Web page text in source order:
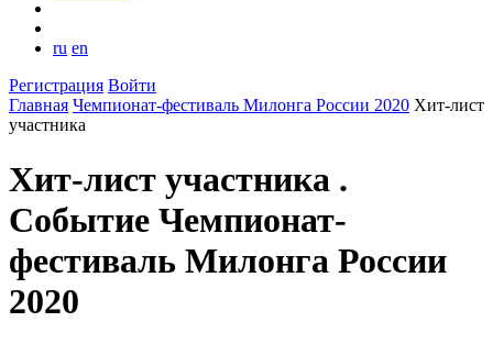
ru en
Регистрация Войти
Главная Чемпионат-фестиваль Милонга России 2020 Хит-лист
участника
Хит-лист участника .
Событие Чемпионат-
фестиваль Милонга России
2020